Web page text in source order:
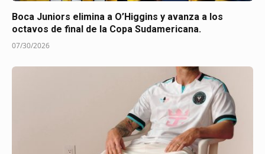
Boca Juniors elimina a O’Higgins y avanza a los
octavos de final de la Copa Sudamericana.
07/30/2026